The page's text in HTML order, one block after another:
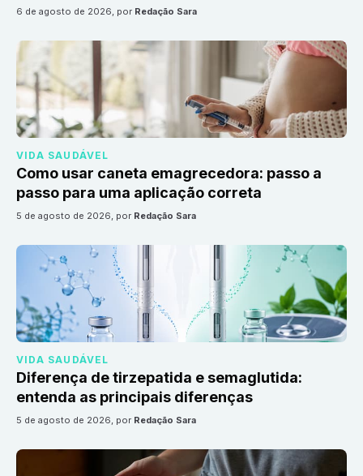
6 de agosto de 2026, por Redação Sara
VIDA SAUDÁVEL
Como usar caneta emagrecedora: passo a
passo para uma aplicação correta
5 de agosto de 2026, por Redação Sara
VIDA SAUDÁVEL
Diferença de tirzepatida e semaglutida:
entenda as principais diferenças
5 de agosto de 2026, por Redação Sara